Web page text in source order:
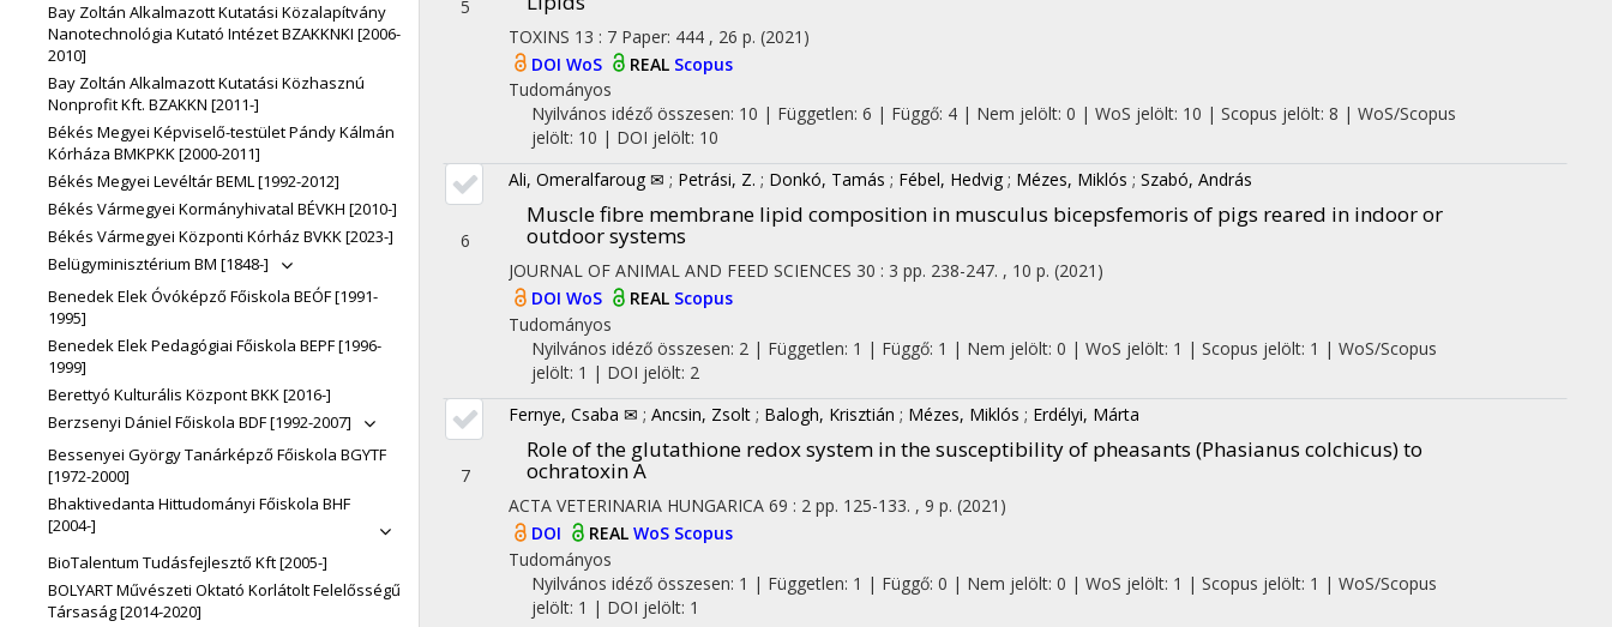
Bay Zoltán Alkalmazott Kutatási Közalapítvány
Nanotechnológia Kutató Intézet BZAKKNKI [2006-
2010]
Bay Zoltán Alkalmazott Kutatási Közhasznú
Nonprofit Kft. BZAKKN [2011-]
Békés Megyei Képviselő-testület Pándy Kálmán
Kórháza BMKPKK [2000-2011]
Békés Megyei Levéltár BEML [1992-2012]
Békés Vármegyei Kormányhivatal BÉVKH [2010-]
Békés Vármegyei Központi Kórház BVKK [2023-]
Belügyminisztérium BM [1848-]
Benedek Elek Óvóképző Főiskola BEÓF [1991-
1995]
Benedek Elek Pedagógiai Főiskola BEPF [1996-
1999]
Berettyó Kulturális Központ BKK [2016-]
Berzsenyi Dániel Főiskola BDF [1992-2007]
Bessenyei György Tanárképző Főiskola BGYTF
[1972-2000]
Bhaktivedanta Hittudományi Főiskola BHF
[2004-]
BioTalentum Tudásfejlesztő Kft [2005-]
BOLYART Művészeti Oktató Korlátolt Felelősségű
Társaság [2014-2020]
5
TOXINS 13 : 7 Paper: 444 , 26 p. (2021)
DOI WoS REAL Scopus
Tudományos
Nyilvános idéző összesen: 10 | Független: 6 | Függő: 4 | Nem jelölt: 0 | WoS jelölt: 10 | Scopus jelölt: 8 | WoS/Scopus
jelölt: 10 | DOI jelölt: 10
6
Ali, Omeralfaroug ✉ ; Petrási, Z. ; Donkó, Tamás ; Fébel, Hedvig ; Mézes, Miklós ; Szabó, András
Muscle fibre membrane lipid composition in musculus bicepsfemoris of pigs reared in indoor or
outdoor systems
JOURNAL OF ANIMAL AND FEED SCIENCES 30 : 3 pp. 238-247. , 10 p. (2021)
DOI WoS REAL Scopus
Tudományos
Nyilvános idéző összesen: 2| Független: 1 | Függő: 1 | Nem jelölt: 0 | WoS jelölt: 1 | Scopus jelölt: 1 | WoS/Scopus
jelölt: 1 | DOI jelölt: 2
7
Fernye, Csaba ✉ ; Ancsin, Zsolt ; Balogh, Krisztián ; Mézes, Miklós ; Erdélyi, Márta
Role of the glutathione redox system in the susceptibility of pheasants (Phasianus colchicus) to
ochratoxin A
ACTA VETERINARIA HUNGARICA 69 : 2 pp. 125-133. , 9 p. (2021)
DOI
REAL WoS Scopus
Tudományos
Nyilvános idéző összesen: 1 | Független: 1 | Függő: 0 | Nem jelölt: 0 | WoS jelölt: 1 | Scopus jelölt: 1 | WoS/Scopus
jelölt: 1 | DOI jelölt: 1